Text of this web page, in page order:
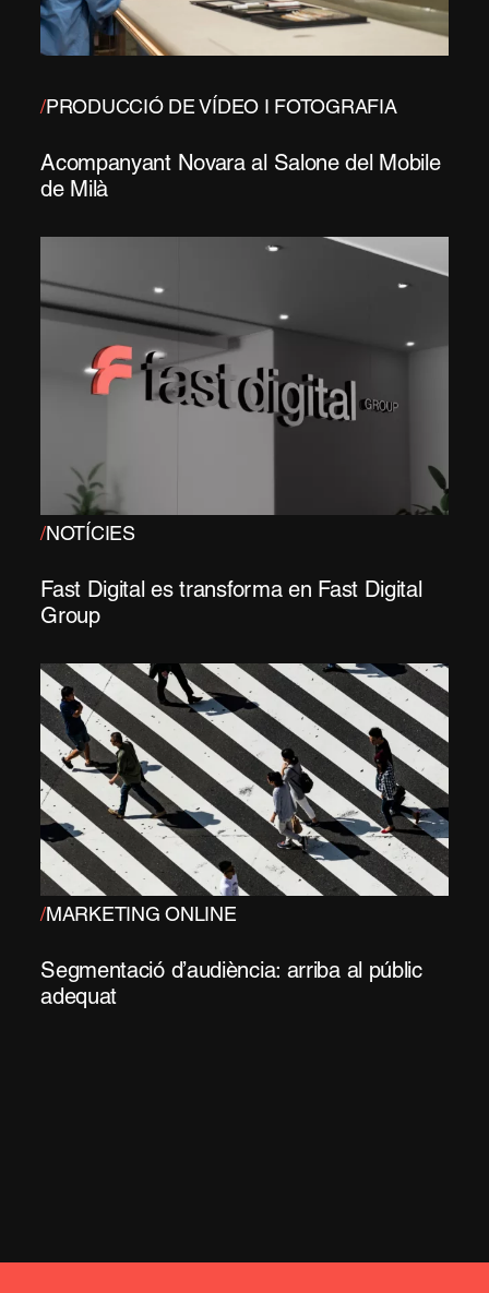
/PRODUCCIÓ DE VÍDEO I FOTOGRAFIA
Acompanyant Novara al Salone del Mobile
de Milà
/NOTÍCIES
Fast Digital es transforma en Fast Digital
Group
/MARKETING ONLINE
Segmentació d’audiència: arriba al públic
adequat